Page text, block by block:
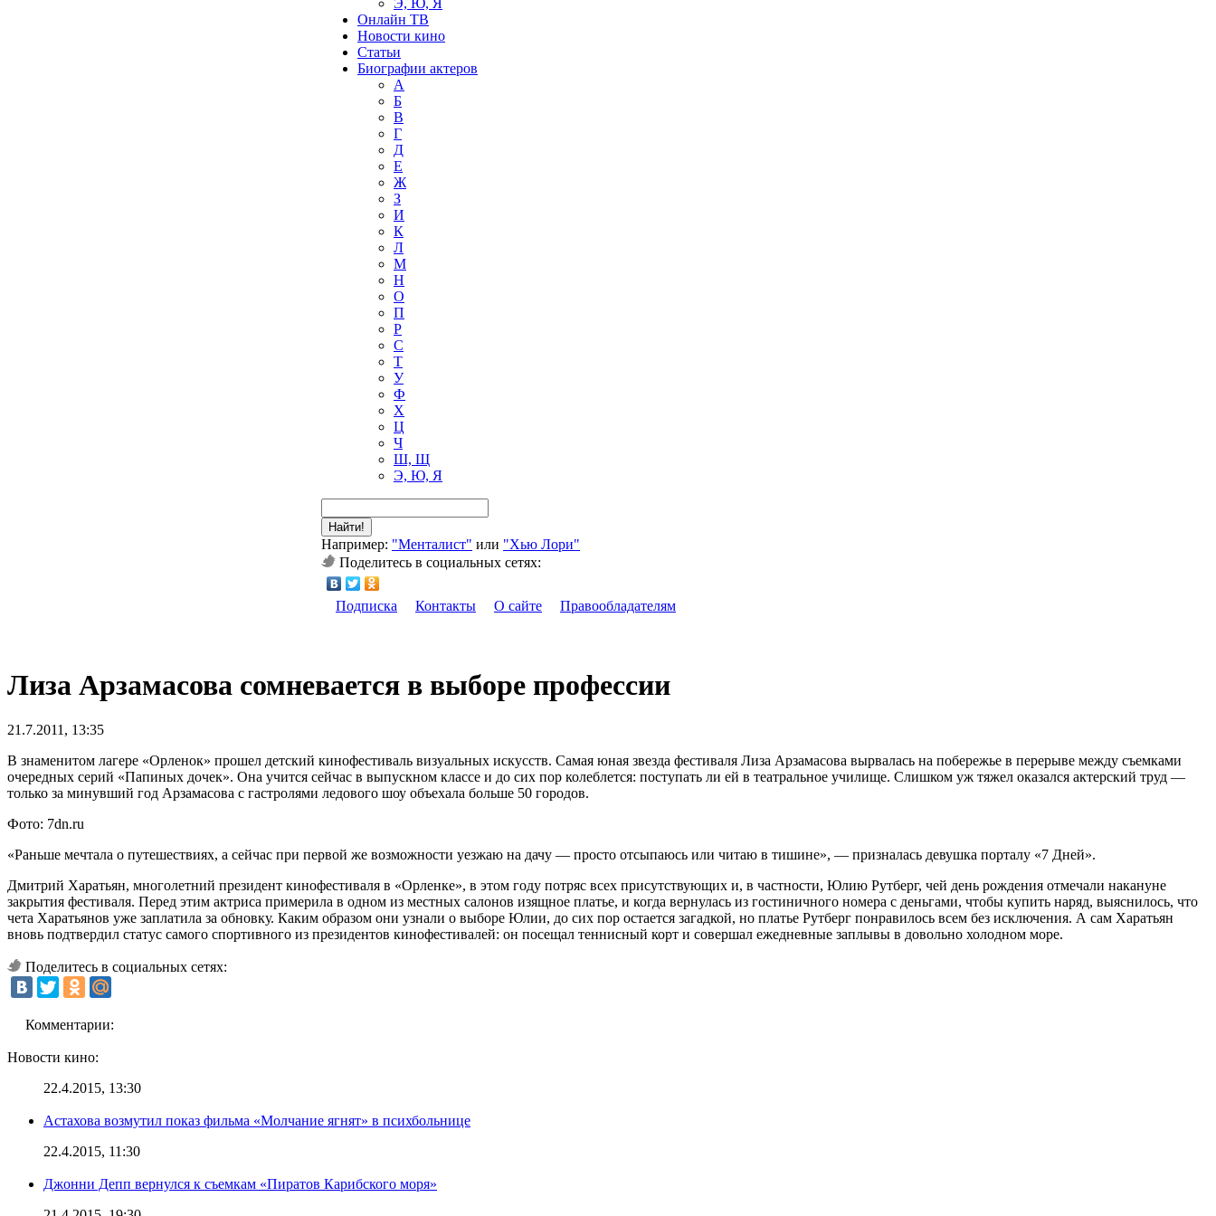
Э, Ю, Я
Онлайн ТВ
Новости кино
Статьи
Биографии актеров
А
Б
В
Г
Д
Е
Ж
З
И
К
Л
М
Н
О
П
Р
С
Т
У
Ф
Х
Ц
Ч
Ш, Щ
Э, Ю, Я
Найти!
Например: "Менталист" или "Хью Лори"
Поделитесь в социальных сетях:
Подписка Контакты О сайте Правообладателям
Лиза Арзамасова сомневается в выборе профессии
21.7.2011, 13:35
В знаменитом лагере «Орленок» прошел детский кинофестиваль визуальных искусств. Самая юная звезда фестиваля Лиза Арзамасова вырвалась на побережье в перерыве между съемками
очередных серий «Папиных дочек». Она учится сейчас в выпускном классе и до сих пор колеблется: поступать ли ей в театральное училище. Слишком уж тяжел оказался актерский труд —
только за минувший год Арзамасова с гастролями ледового шоу объехала больше 50 городов.
Фото: 7dn.ru
«Раньше мечтала о путешествиях, а сейчас при первой же возможности уезжаю на дачу — просто отсыпаюсь или читаю в тишине», — призналась девушка порталу «7 Дней».
Дмитрий Харатьян, многолетний президент кинофестиваля в «Орленке», в этом году потряс всех присутствующих и, в частности, Юлию Рутберг, чей день рождения отмечали накануне
закрытия фестиваля. Перед этим актриса примерила в одном из местных салонов изящное платье, и когда вернулась из гостиничного номера с деньгами, чтобы купить наряд, выяснилось, что
чета Харатьянов уже заплатила за обновку. Каким образом они узнали о выборе Юлии, до сих пор остается загадкой, но платье Рутберг понравилось всем без исключения. А сам Харатьян
вновь подтвердил статус самого спортивного из президентов кинофестивалей: он посещал теннисный корт и совершал ежедневные заплывы в довольно холодном море.
Поделитесь в социальных сетях:
Комментарии:
Новости кино:
22.4.2015, 13:30
Астахова возмутил показ фильма «Молчание ягнят» в психбольнице
22.4.2015, 11:30
Джонни Депп вернулся к съемкам «Пиратов Карибского моря»